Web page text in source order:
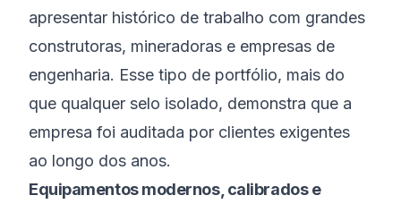
apresentar histórico de trabalho com grandes
construtoras, mineradoras e empresas de
engenharia. Esse tipo de portfólio, mais do
que qualquer selo isolado, demonstra que a
empresa foi auditada por clientes exigentes
ao longo dos anos.
Equipamentos modernos, calibrados e